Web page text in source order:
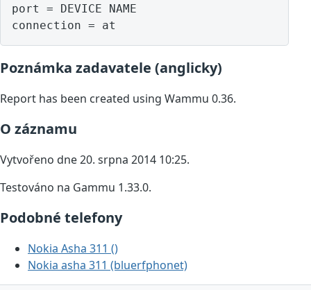
port = DEVICE NAME
Poznámka zadavatele (anglicky)
Report has been created using Wammu 0.36.
O záznamu
Vytvořeno dne 20. srpna 2014 10:25.
Testováno na Gammu 1.33.0.
Podobné telefony
Nokia Asha 311 ()
Nokia asha 311 (bluerfphonet)